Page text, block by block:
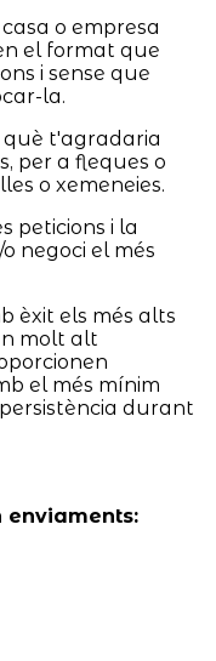
o empresa
el format que
i sense que
la.
què t'agradaria
per a fleques o
o xemeneies.
peticions i la
negoci el més
èxit els més alts
molt alt
el més mínim
durant
enviaments: